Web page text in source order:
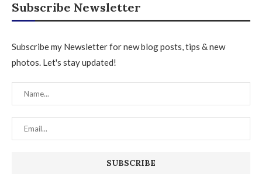
Subscribe Newsletter
Subscribe my Newsletter for new blog posts, tips & new
photos. Let's stay updated!